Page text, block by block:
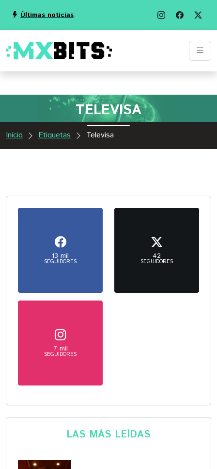
Últimas noticias.
TELEVISA
Inicio Etiquetas Televisa
13 mil
SEGUIDORES
42
SEGUIDORES
7 mil
SEGUIDORES
LAS MÁS LEÍDAS